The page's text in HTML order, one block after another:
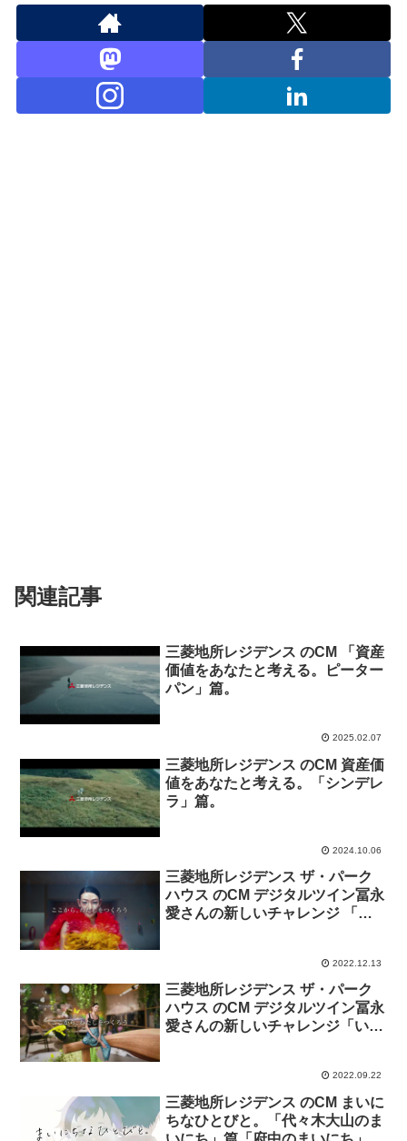
関連記事
三菱地所レジデンス のCM 「資産
価値をあなたと考える。ピーター
パン」篇。
2025.02.07
三菱地所レジデンス のCM 資産価
値をあなたと考える。「シンデレ
ラ」篇。
2024.10.06
三菱地所レジデンス ザ・パーク
ハウス のCM デジタルツイン冨永
愛さんの新しいチャレンジ 「新
2022.12.13
三菱地所レジデンス ザ・パーク
ハウス のCM デジタルツイン冨永
愛さんの新しいチャレンジ「いの
2022.09.22
三菱地所レジデンス のCM まいに
ちなひとびと。「代々木大山のま